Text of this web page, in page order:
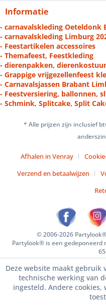
Informatie
- carnavalskleding Oeteldonk
- carnavalskleding Limburg
- Feestartikelen accessoires
- Themafeest, Feestkleding
- dierenpakken,
- Grappige vrijgezellenfeest
- Carnavalsjassen Brabant
- Feestversiering, ballonnen,
- Schmink, Splitcake, Split
* Alle prijzen zijn inclusief
Afhalen in Venray
Verzend en betaalwijzen
© 2006-2026
Partylook® is een gedeponeerd
Deze website maakt gebruik
technische werking van
ingesteld. Andere